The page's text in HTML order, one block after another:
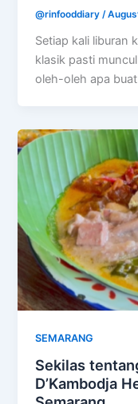
@rinfooddiary/
Setiap kali liburan
klasik pasti
oleh-oleh apa
SEMARANG
Sekilas
D’Kambodja